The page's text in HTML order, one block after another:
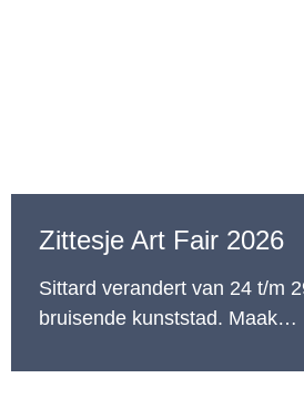
Zittesje Art Fair 2026
Sittard verandert van 24 t/m
bruisende kunststad. Maak…